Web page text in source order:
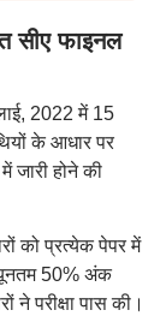
सीए फाइनल
2022 में 15
के आधार पर
जारी होने की
को प्रत्येक पेपर में
50% अंक
ने परीक्षा पास की।